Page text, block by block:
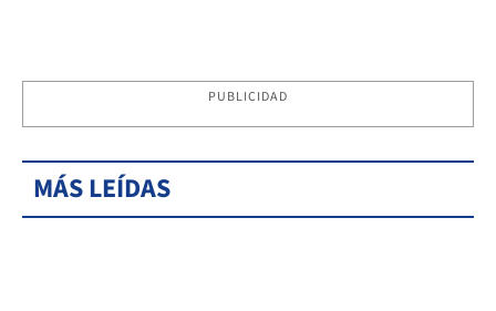
PUBLICIDAD
MÁS LEÍDAS